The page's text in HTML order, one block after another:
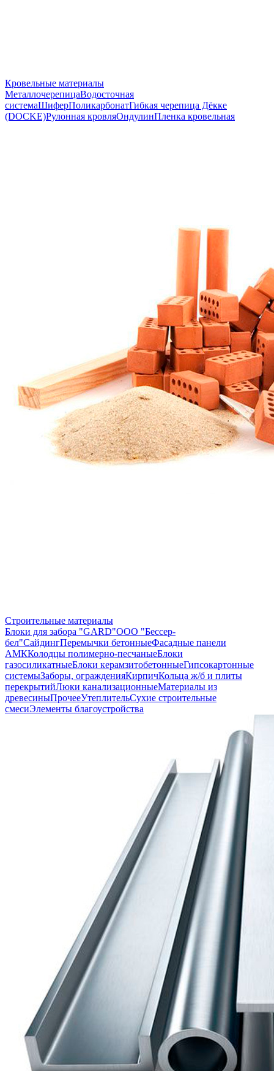
Кровельные материалы
МеталлочерепицаВодосточная
системаШиферПоликарбонатГибкая черепица Дёкке
(DOCKE)Рулонная кровляОндулинПленка кровельная
Строительные материалы
Блоки для забора "GARD"ООО "Бессер-
бел"СайдингПеремычки бетонныеФасадные панели
АМККолодцы полимерно-песчаныеБлоки
газосиликатныеБлоки керамзитобетонныеГипсокартонные
системыЗаборы, огражденияКирпичКольца ж/б и плиты
перекрытийЛюки канализационныеМатериалы из
древесиныПрочееУтеплительСухие строительные
смесиЭлементы благоустройства